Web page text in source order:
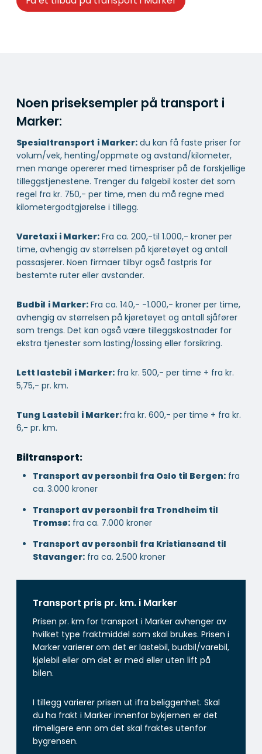
Noen priseksempler på transport i
Marker:
Spesialtransport i Marker: du kan få faste priser for
volum/vek, henting/oppmøte og avstand/kilometer,
men mange opererer med timespriser på de forskjellige
tilleggstjenestene. Trenger du følgebil koster det som
regel fra kr. 750,- per time, men du må regne med
kilometergodtgjørelse i tillegg.
Varetaxi i Marker: Fra ca. 200,-til 1.000,- kroner per
time, avhengig av størrelsen på kjøretøyet og antall
passasjerer. Noen firmaer tilbyr også fastpris for
bestemte ruter eller avstander.
Budbil i Marker: Fra ca. 140,- -1.000,- kroner per time,
avhengig av størrelsen på kjøretøyet og antall sjåfører
som trengs. Det kan også være tilleggskostnader for
ekstra tjenester som lasting/lossing eller forsikring.
Lett lastebil i Marker: fra kr. 500,- per time + fra kr.
5,75,- pr. km.
Tung Lastebil i Marker: fra kr. 600,- per time + fra kr.
6,- pr. km.
Biltransport:
Transport av personbil fra Oslo til Bergen: fra
ca. 3.000 kroner
Transport av personbil fra Trondheim til
Tromsø: fra ca. 7.000 kroner
Transport av personbil fra Kristiansand til
Stavanger: fra ca. 2.500 kroner
Transport pris pr. km. i Marker
Prisen pr. km for transport i Marker avhenger av
hvilket type fraktmiddel som skal brukes. Prisen i
Marker varierer om det er lastebil, budbil/varebil,
kjølebil eller om det er med eller uten lift på
bilen.
I tillegg varierer prisen ut ifra beliggenhet. Skal
du ha frakt i Marker innenfor bykjernen er det
rimeligere enn om det skal fraktes utenfor
bygrensen.